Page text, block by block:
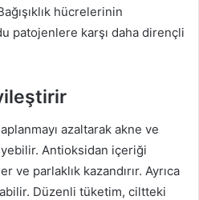
hücrelerinin
patojenlere karşı daha dirençli
azaltarak akne ve
Antioksidan içeriği
parlaklık kazandırır. Ayrıca
Düzenli tüketim, ciltteki